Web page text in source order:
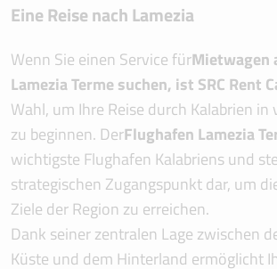
Eine Reise nach Lamezia
Wenn Sie einen Service fürMietwagen
Lamezia Terme suchen, ist SRC Rent
Wahl, um Ihre Reise durch Kalabrien
zu beginnen. DerFlughafen Lamezia
wichtigste Flughafen Kalabriens und
strategischen Zugangspunkt dar, um
Ziele der Region zu erreichen.
Dank seiner zentralen Lage zwischen
Küste und dem Hinterland ermöglicht